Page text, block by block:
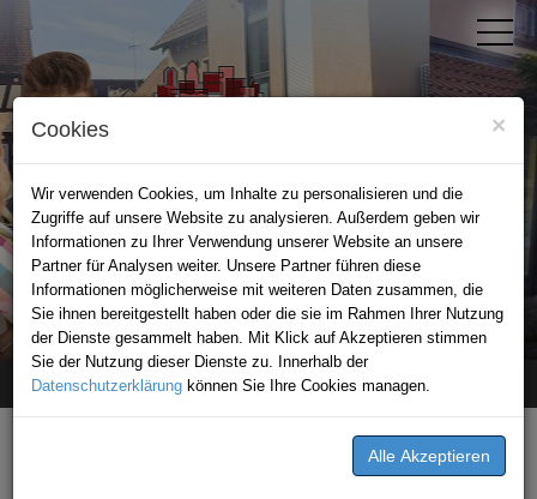
×
Cookies
Wir verwenden Cookies, um Inhalte zu personalisieren und die
Zugriffe auf unsere Website zu analysieren. Außerdem geben wir
Informationen zu Ihrer Verwendung unserer Website an unsere
Partner für Analysen weiter. Unsere Partner führen diese
Informationen möglicherweise mit weiteren Daten zusammen, die
Sie ihnen bereitgestellt haben oder die sie im Rahmen Ihrer Nutzung
der Dienste gesammelt haben. Mit Klick auf Akzeptieren stimmen
Sie der Nutzung dieser Dienste zu. Innerhalb der
Datenschutzerklärung können Sie Ihre Cookies managen.
STADTPORTAL SCHWAIGERN
Home News Mantrailing im Tierpark